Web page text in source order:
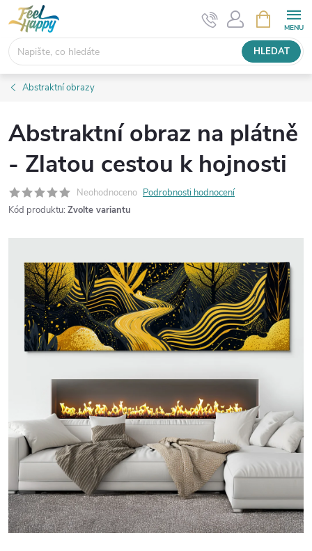
Přejít
na
obsah
HLEDAT
NÁKUPNÍ
KOŠÍK
Abstraktní obrazy
Abstraktní obraz na plátně
- Zlatou cestou k hojnosti
Neohodnoceno Podrobnosti hodnocení
Kód produktu: Zvolte variantu